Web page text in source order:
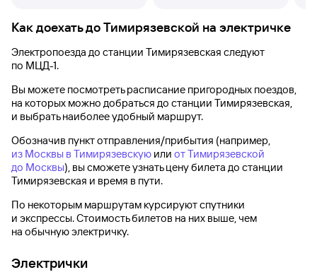
Как доехать доТимирязевской на электричке
Электропоезда до станции Тимирязевская следуют
по МЦД-1.
Вы можете посмотреть расписание пригородных поездов,
на которых можно добраться до станции Тимирязевская,
и выбрать наиболее удобный маршрут.
Обозначив пункт отправления/прибытия (например,
из Москвы в Тимирязевскую или от Тимирязевской
до Москвы), вы сможете узнать цену билета до станции
Тимирязевская и время в пути.
По некоторым маршрутам курсируют спутники
и экспрессы. Стоимость билетов на них выше, чем
на обычную электричку.
Электрички